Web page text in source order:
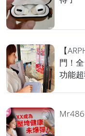
【
門！
功能